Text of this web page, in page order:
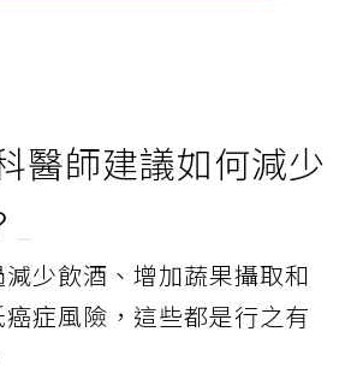
醫師建議如何減少
少飲酒、增加蔬果攝取和
症風險，這些都是行之有